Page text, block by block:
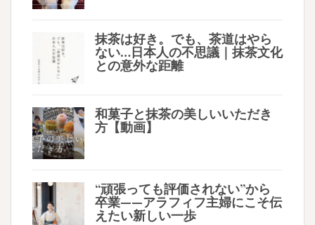
抹茶は好き。でも、茶道はやら
ない…日本人の不思議｜抹茶文化
との意外な距離
和菓子と抹茶の美しいいただき
方【動画】
“頑張っても評価されない”から
卒業——アラフィフ主婦にこそ伝
えたい新しい一歩